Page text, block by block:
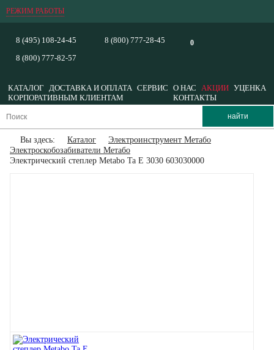
РЕЖИМ РАБОТЫ
0
8 (495) 108-24-45
8 (800) 777-82-57
8 (800) 777-28-45
КАТАЛОГ ДОСТАВКА И ОПЛАТА СЕРВИС О НАС АКЦИИ УЦЕНКА
КОРПОРАТИВНЫМ КЛИЕНТАМ
КОНТАКТЫ
Вы здесь: Каталог
Электроинструмент Метабо
Электроскобозабиватели Метабо
Электрический степлер Metabo Ta E 3030 603030000